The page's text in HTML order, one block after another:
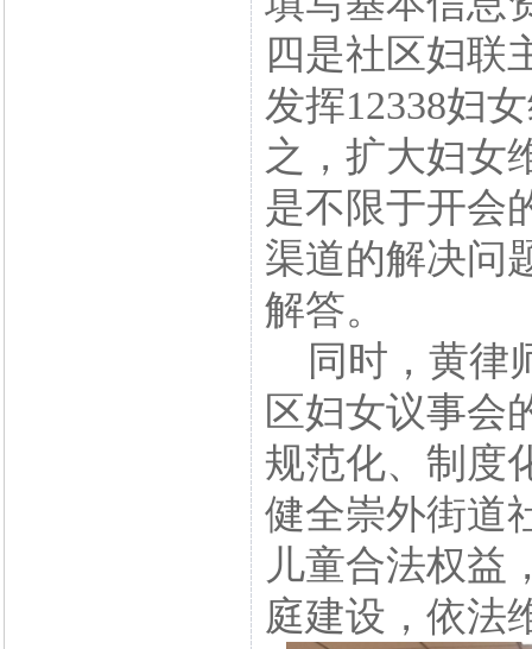
四是社区妇联
发挥12338妇
之，扩大妇女
是不限于开会
渠道的解决问
解答。
同时，黄律
区妇女议事会
规范化、制度
健全崇外街道
儿童合法权益
庭建设，依法